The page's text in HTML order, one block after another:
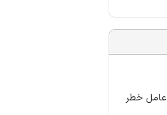
ترین عامل خطر